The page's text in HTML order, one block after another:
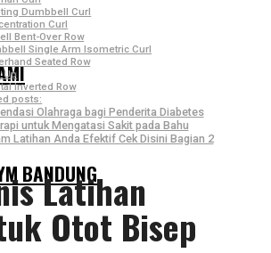
BANDUNG
Dumbbell Curl
Curl
Bent-Over Row
Single Arm Isometric Curl
Seated Row
Up
Inverted Row
posts:
Olahraga bagi Penderita Diabetes
untuk Mengatasi Sakit pada Bahu
Latihan Anda Efektif Cek Disini Bagian 2
Latihan
Otot Bisep